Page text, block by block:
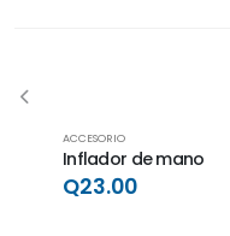
ACCESORIO
Inflador de mano
Q23.00